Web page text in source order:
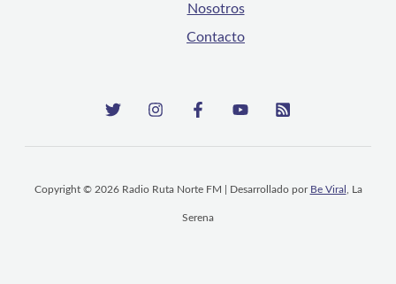
Nosotros
Contacto
Copyright © 2026 Radio Ruta Norte FM | Desarrollado por Be Viral , La
Serena